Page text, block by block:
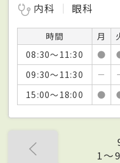
内科
眼科
時間 月
08:30～11:30
●
09:30～11:30
－
15:00～18:00
●
1〜